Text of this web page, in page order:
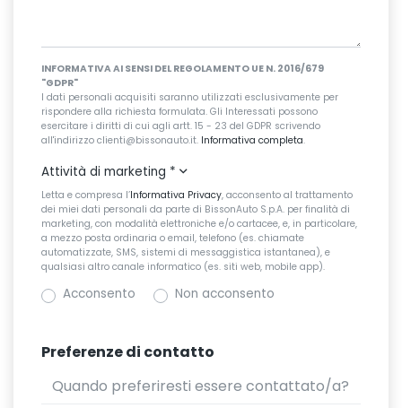
INFORMATIVA AI SENSI DEL REGOLAMENTO UE N. 2016/679
"GDPR"
I dati personali acquisiti saranno utilizzati esclusivamente per
rispondere alla richiesta formulata. Gli Interessati possono
esercitare i diritti di cui agli artt. 15 - 23 del GDPR scrivendo
all'indirizzo clienti@bissonauto.it. Informativa completa.
Attività di marketing *
Letta e compresa l’Informativa Privacy, acconsento al trattamento
dei miei dati personali da parte di BissonAuto S.p.A. per finalità di
marketing, con modalità elettroniche e/o cartacee, e, in particolare,
a mezzo posta ordinaria o email, telefono (es. chiamate
automatizzate, SMS, sistemi di messaggistica istantanea), e
qualsiasi altro canale informatico (es. siti web, mobile app).
Acconsento Non acconsento
Preferenze di contatto